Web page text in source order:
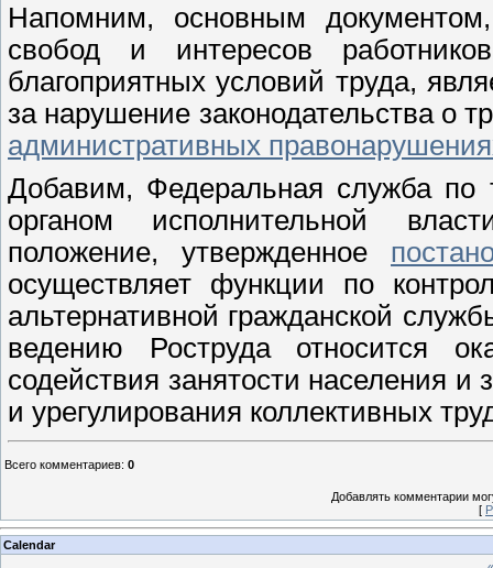
Напомним, основным
свобод и интересов
благоприятных условий труда,
за нарушение законодательства о
административных
Добавим, Федеральная служба по
органом исполнительной
положение, утвержденное
осуществляет функции по
альтернативной гражданской
ведению Роструда относится
содействия занятости населения
и урегулирования коллективных
Всего комментариев: 0
Добавлять комментарии
[
Calendar